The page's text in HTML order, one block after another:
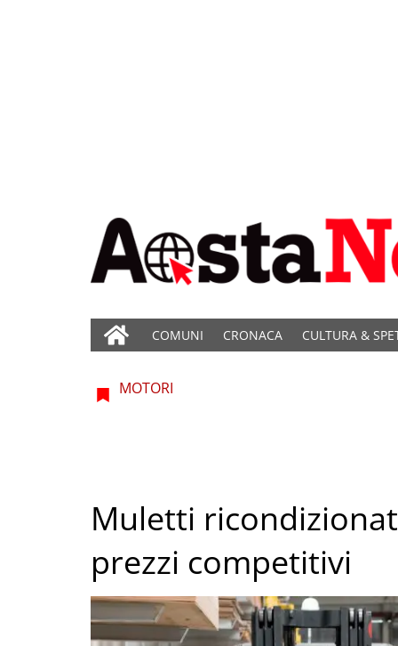
COMUNI CRONACA CULTURA &
MOTORI
Muletti
prezzi competitivi